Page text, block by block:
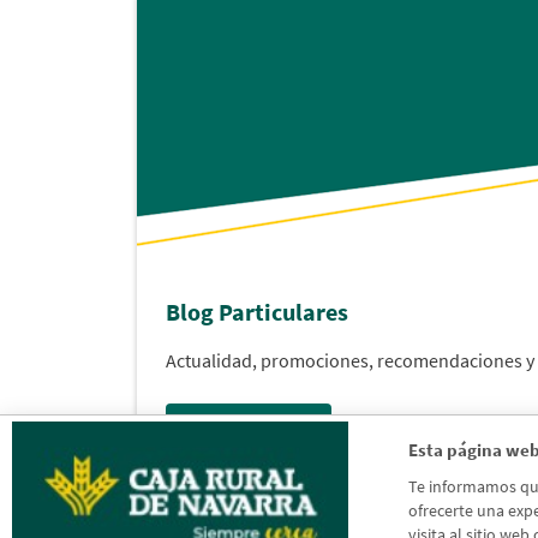
Esta página
Te informamos
ofrecerte una
Blog Particulares
Actualidad, promociones, recomendaciones y